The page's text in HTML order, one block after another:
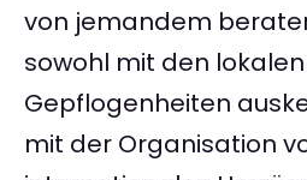
von jemandem
sowohl mit den lokalen
Gepflogenheiten
mit der Organisation